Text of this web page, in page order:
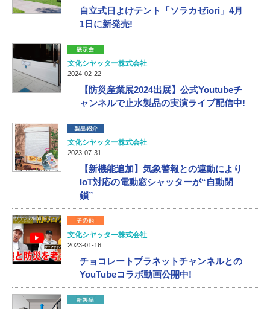
自立式日よけテント「ソラカゼiori」4月
1日に新発売!
文化シヤッター株式会社
2024-02-22
【防災産業展2024出展】公式Youtubeチ
ャンネルで止水製品の実演ライブ配信中!
文化シヤッター株式会社
2023-07-31
【新機能追加】気象警報との連動により
IoT対応の電動窓シャッターが“自動閉
鎖”
文化シヤッター株式会社
2023-01-16
チョコレートプラネットチャンネルとの
YouTubeコラボ動画公開中!